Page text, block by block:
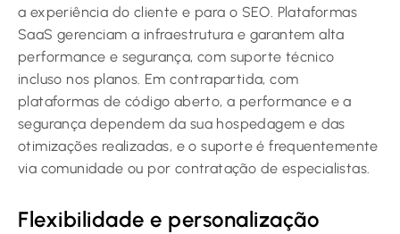
a experiência do cliente e para o SEO. Plataformas
SaaS gerenciam a infraestrutura e garantem alta
performance e segurança, com suporte técnico
incluso nos planos. Em contrapartida, com
plataformas de código aberto, a performance e a
segurança dependem da sua hospedagem e das
otimizações realizadas, e o suporte é frequentemente
via comunidade ou por contratação de especialistas.
Flexibilidade e personalização